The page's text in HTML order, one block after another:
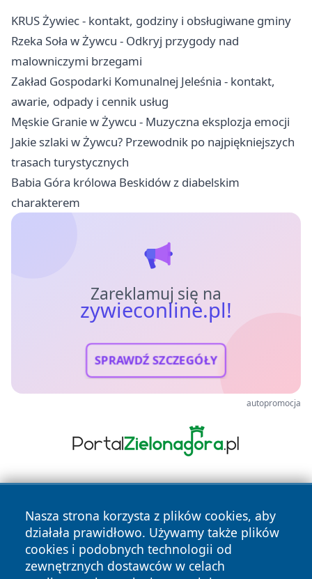
KRUS Żywiec - kontakt, godziny i obsługiwane gminy
Rzeka Soła w Żywcu - Odkryj przygody nad
malowniczymi brzegami
Zakład Gospodarki Komunalnej Jeleśnia - kontakt,
awarie, odpady i cennik usług
Męskie Granie w Żywcu - Muzyczna eksplozja emocji
Jakie szlaki w Żywcu? Przewodnik po najpiękniejszych
trasach turystycznych
Babia Góra królowa Beskidów z diabelskim
charakterem
Zareklamuj się na
zywieconline.pl!
SPRAWDŹ SZCZEGÓŁY
autopromocja
Nasza strona korzysta z plików cookies, aby
działała prawidłowo. Używamy także plików
cookies i podobnych technologii od
zewnętrznych dostawców w celach
Copyright © 2026 zywieconline.pl Wszystkie prawa